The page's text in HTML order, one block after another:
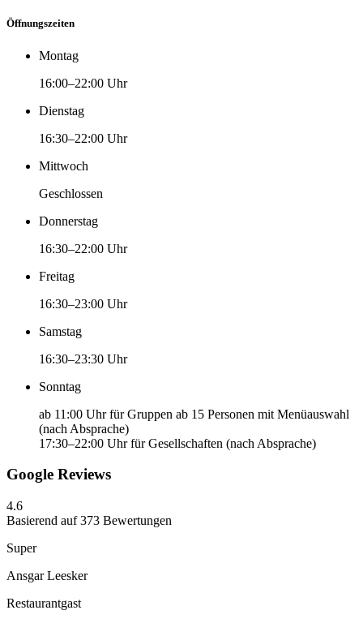
Öffnungszeiten
Montag
16:00–22:00 Uhr
Dienstag
16:30–22:00 Uhr
Mittwoch
Geschlossen
Donnerstag
16:30–22:00 Uhr
Freitag
16:30–23:00 Uhr
Samstag
16:30–23:30 Uhr
Sonntag
ab 11:00 Uhr für Gruppen ab 15 Personen mit Menüauswahl
(nach Absprache)
17:30–22:00 Uhr für Gesellschaften (nach Absprache)
Google Reviews
4.6
Basierend auf 373 Bewertungen
Super
Ansgar Leesker
Restaurantgast